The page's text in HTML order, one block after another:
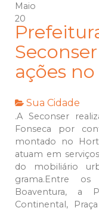
Maio
20
ações
Sua Cidade
.A Seconser
Fonseca por
montado no
atuam em
do mobiliário
grama.Entre
Boaventura, a
Continental,